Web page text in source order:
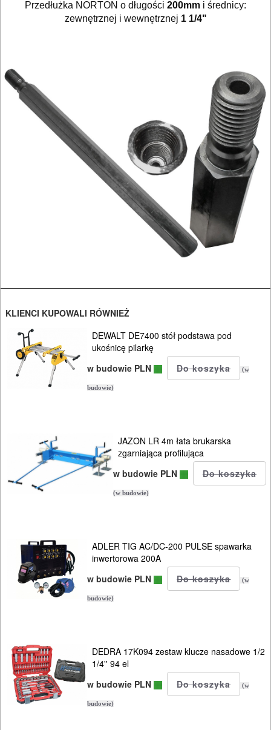
GLAZURNICZE
URZĄDZENIA
BUDOWLANE
MASZYNY
NARZĘDZIA
BRUKARSKIE
RĘCZNE
NARZĘDZIA
OSPRZĘT
INSTALACYJNE,
PALNIKI
PNEUMATYCZNE
NARZĘDZIA
SPAWALNICTWO
URZĄDZENIA
I
OSPRZĘT
AGREGATY
Przedłużka NORTON o długości 200mm i średnicy:
zewnętrznej i wewnętrznej 1 1/4"
KLIENCI KUPOWALI RÓWNIEŻ
DEWALT DE7400 stół podstawa pod
ukośnicę pilarkę
w budowie PLN
(w
budowie)
JAZON LR 4m łata brukarska
zgarniająca profilująca
w budowie PLN
(w budowie)
ADLER TIG AC/DC-200 PULSE spawarka
inwertorowa 200A
w budowie PLN
(w
budowie)
DEDRA 17K094 zestaw klucze nasadowe 1/2
1/4'' 94 el
w budowie PLN
(w
budowie)